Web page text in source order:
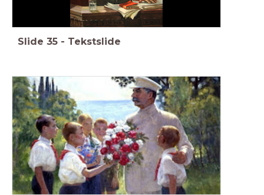
Slide 35 - Tekstslide